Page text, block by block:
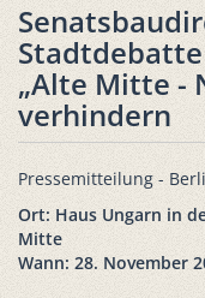
„Alte Mitte -
verhindern
Pressemitteilung -
Ort: Haus Ungarn in
Mitte
Wann: 28. November